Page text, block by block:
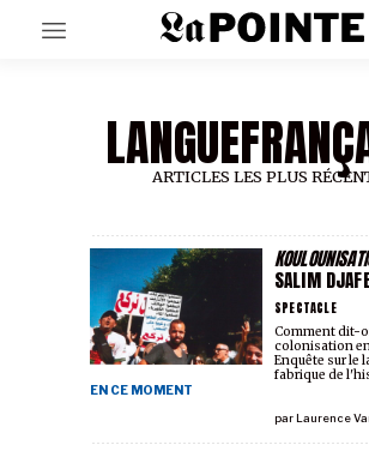
EN CE MOMENT
GRAND ANGLE
AU LARGE
À PROPOS
NOS PARTENAIRES
ARTICLES LES PLUS
SALIM
SPECTACLE
EN CE MOMENT
parLaurence
Comment dit-
colonisation
Enquête sur le
fabrique de